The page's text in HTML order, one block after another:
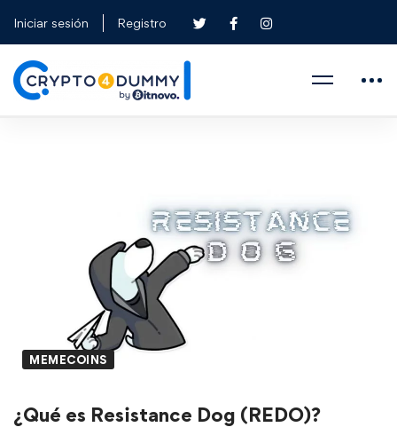
Iniciar sesión Registro
MEMECOINS
¿Qué es Resistance Dog (REDO)?